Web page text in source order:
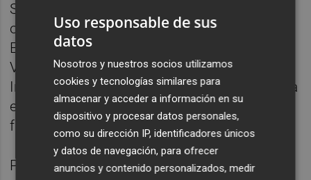
SCR, S.A., sociedad de capital riesgo
orientada a invertir en pymes industriales en
España y Portugal, y Presidente y
Vicepresidente ejecutivo de Osborn
International, donde recaló tras la venta de la
empresa familiar Grupo Astro, de la que fue
fundador y consejero delegado.
Por su parte, Noatum Ports es el primer
Uso responsable de sus
datos
Nosotros y nuestros socios utilizamos
cookies y tecnologías similares para
almacenar y acceder a información en su
dispositivo y procesar datos personales,
como su dirección IP, identificadores únicos
y datos de navegación, para ofrecer
anuncios y contenido personalizados, medir